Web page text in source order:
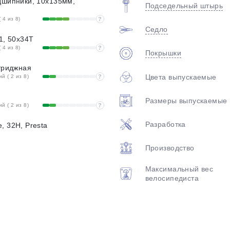
4 из 8) ?
50x34T
4 из 8) ?
( 2 из 8) ?
( 2 из 8) ?
32Н, Presta
Подседельный штырь
Седло
Покрышки
Цвета выпускаемые
Размеры выпускаемые
Разработка
Производство
Максимальный вес
велосипедиста